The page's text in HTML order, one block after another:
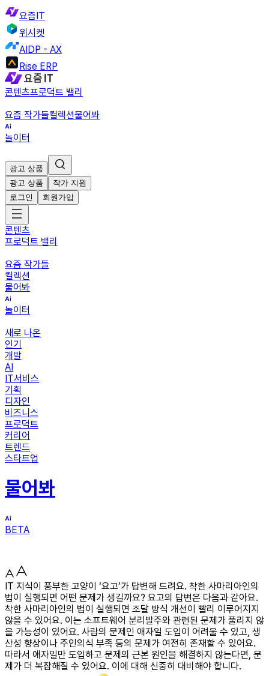
요즘IT
위시켓
AIDP - AX
Rise ERP
콘텐츠프로덕트 밸리
요즘 작가들컬렉션물어봐
놀이터
광고 상품
광고 상품
작가 지원
로그인
회원가입
콘텐츠
프로덕트 밸리
요즘 작가들
컬렉션
물어봐
놀이터
새로 나온
인기
개발
AI
IT서비스
기획
디자인
비즈니스
프로덕트
커리어
트렌드
스타트업
물어봐
BETA
IT 지식이 풍부한 고양이 ‘요고’가 답변해 드려요. 착한 사마리아인의
법이 실행되면 어떤 문제가 생길까요? 요고의 답변은 다음과 같아요.
착한 사마리아인의 법이 실행되면 조달 방식 개선이 빨리 이루어지지
않을 수 있어요. 이는 소프트웨어 분리발주와 관련된 문제가 풀리지 않
을 가능성이 있어요. 사람의 문제인 애자일 도입이 어려울 수 있고, 생
산성 향상이나 주인의식 부족 등의 문제가 여전히 존재할 수 있어요.
따라서 애자일만 도입하고 문제의 근본 원인을 해결하지 않는다면, 문
제가 더 복잡해질 수 있어요. 이에 대해 신중히 대비해야 합니다.